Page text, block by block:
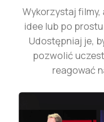
Wykorzystaj filmy,
idee lub po
Udostępniaj je,
pozwolić
reagować